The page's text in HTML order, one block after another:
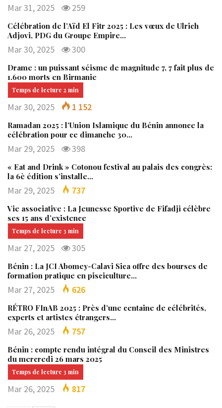
Mar 31, 2025 259
Célébration de l’Aïd El Fitr 2025 : Les vœux de Ulrich
Adjovi, PDG du Groupe Empire…
Mar 30, 2025 300
Drame : un puissant séisme de magnitude 7, 7 fait plus de
1.600 morts en Birmanie
Mar 30, 2025 1 152
Ramadan 2025 : l’Union Islamique du Bénin annonce la
célébration pour ce dimanche 30…
Mar 29, 2025 398
« Eat and Drink » Cotonou festival au palais des congrès:
la 6è édition s’installe…
Mar 29, 2025 737
Vie associative : La Jeunesse Sportive de Fifadji célèbre
ses 15 ans d’existence
Mar 27, 2025 305
Bénin : La JCI Abomey-Calavi Sica offre des bourses de
formation pratique en pisciculture…
Mar 27, 2025 626
RÉTRO FInAB 2025 : Près d’une centaine de célébrités,
experts et artistes étrangers…
Mar 26, 2025 757
Bénin : compte rendu intégral du Conseil des Ministres
du mercredi 26 mars 2025
Mar 26, 2025 817